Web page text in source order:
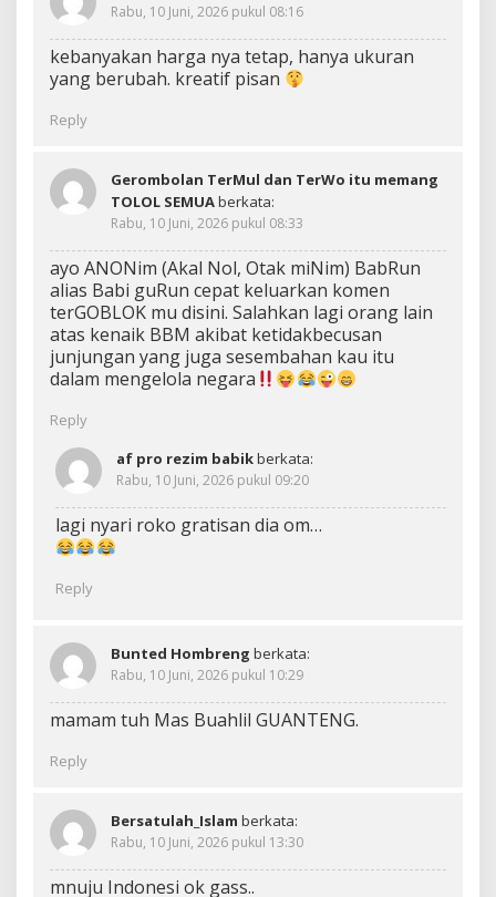
Rabu, 10 Juni, 2026 pukul 08:16
kebanyakan harga nya tetap, hanya ukuran
yang berubah. kreatif pisan
Reply
Gerombolan TerMul dan TerWo itu memang
TOLOL SEMUAberkata:
Rabu, 10 Juni, 2026 pukul 08:33
ayo ANONim (Akal Nol, Otak miNim) BabRun
alias Babi guRun cepat keluarkan komen
terGOBLOK mu disini. Salahkan lagi orang lain
atas kenaik BBM akibat ketidakbecusan
junjungan yang juga sesembahan kau itu
dalam mengelola negara
Reply
af pro rezim babikberkata:
Rabu, 10 Juni, 2026 pukul 09:20
lagi nyari roko gratisan dia om…
Reply
Bunted Hombreng berkata:
Rabu, 10 Juni, 2026 pukul 10:29
mamam tuh Mas Buahlil GUANTENG.
Reply
Bersatulah_Islam berkata:
Rabu, 10 Juni, 2026 pukul 13:30
mnuju Indonesi ok gass..